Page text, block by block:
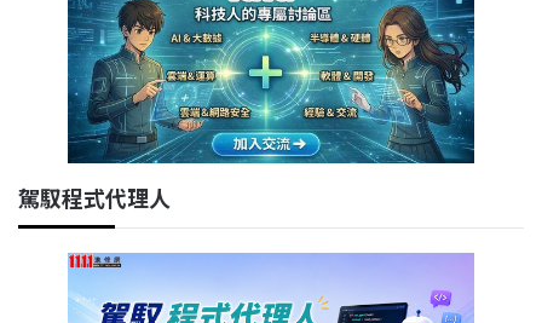
駕馭程式代理人